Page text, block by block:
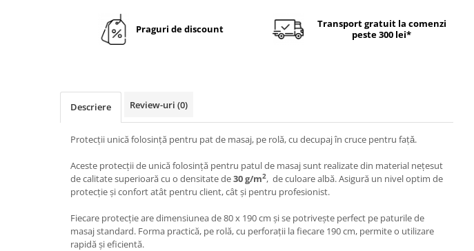
CULORI UNI
FETE DE MASA
CAPACE, COASTERE & BAVETE
FUSTE MASA BUFET
VESELA PREMIUM UNICA
Praguri de discount
Transport gratuit la comenzi
peste 300 lei*
Descriere Review-uri (0)
Protecții unică folosință pentru pat de masaj, pe rolă, cu decupaj în cruce pentru fațǎ.
Aceste protecții de unică folosință pentru patul de masaj sunt realizate din material nețesut
de calitate superioară cu o densitate de30 g/m2, de culoare albă. Asigură un nivel optim de
protecție și confort atât pentru client, cât și pentru profesionist.
Fiecare protecție are dimensiunea de 80 x 190 cm şi se potrivește perfect pe paturile de
masaj standard. Forma practică, pe rolă, cu perforații la fiecare 190 cm, permite o utilizare
rapidă și eficientă.